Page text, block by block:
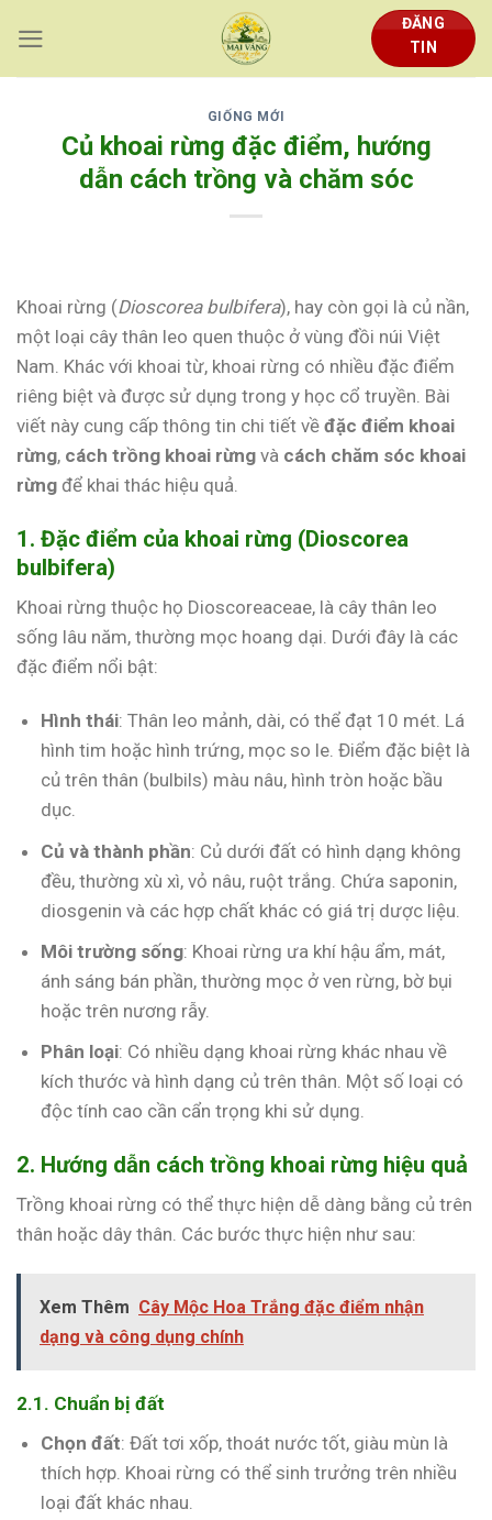
content
ĐĂNG
TIN
GIỐNG MỚI
Củ khoai rừng đặc điểm, hướng
dẫn cách trồng và chăm sóc
Khoai rừng (Dioscorea bulbifera), hay còn gọi là củ nần,
một loại cây thân leo quen thuộc ở vùng đồi núi Việt
Nam. Khác với khoai từ, khoai rừng có nhiều đặc điểm
riêng biệt và được sử dụng trong y học cổ truyền. Bài
viết này cung cấp thông tin chi tiết về đặc điểm khoai
rừng, cách trồng khoai rừng và cách chăm sóc khoai
rừng để khai thác hiệu quả.
1. Đặc điểm của khoai rừng (Dioscorea
bulbifera)
Khoai rừng thuộc họ Dioscoreaceae, là cây thân leo
sống lâu năm, thường mọc hoang dại. Dưới đây là các
đặc điểm nổi bật:
Hình thái: Thân leo mảnh, dài, có thể đạt 10 mét. Lá
hình tim hoặc hình trứng, mọc so le. Điểm đặc biệt là
củ trên thân (bulbils) màu nâu, hình tròn hoặc bầu
dục.
Củ và thành phần: Củ dưới đất có hình dạng không
đều, thường xù xì, vỏ nâu, ruột trắng. Chứa saponin,
diosgenin và các hợp chất khác có giá trị dược liệu.
Môi trường sống: Khoai rừng ưa khí hậu ẩm, mát,
ánh sáng bán phần, thường mọc ở ven rừng, bờ bụi
hoặc trên nương rẫy.
Phân loại: Có nhiều dạng khoai rừng khác nhau về
kích thước và hình dạng củ trên thân. Một số loại có
độc tính cao cần cẩn trọng khi sử dụng.
2. Hướng dẫn cách trồng khoai rừng hiệu quả
Trồng khoai rừng có thể thực hiện dễ dàng bằng củ trên
thân hoặc dây thân. Các bước thực hiện như sau:
Xem Thêm Cây Mộc Hoa Trắng đặc điểm nhận
dạng và công dụng chính
2.1. Chuẩn bị đất
Chọn đất: Đất tơi xốp, thoát nước tốt, giàu mùn là
thích hợp. Khoai rừng có thể sinh trưởng trên nhiều
loại đất khác nhau.